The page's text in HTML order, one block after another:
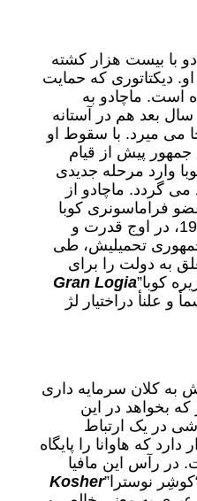
با بیست هزار کشته
دیکتاتوری که حمایت
است. ماچادو به
بعد هم در آستانه
می میرد. با سقوط او
پیش از قیام
کوبا وارد مرحله جدیدی
می گردد. ماچادو از
عضو فراماسونری کوبا
هم هست. او در سال 1929، در اوج قدرت و
تحمیلیش، طی
به دولت را برای
کوبا”Gran Logia
و علنأ دراختیار لژ
به کلان سرمایه داری
بخواهد در این
در یک ارتباط
دارد که هاوانا را پایگاه
در رآس این مافیا
نوسترا”Kosher